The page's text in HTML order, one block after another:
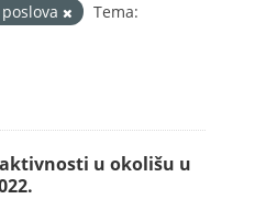
Tema:
u okolišu u